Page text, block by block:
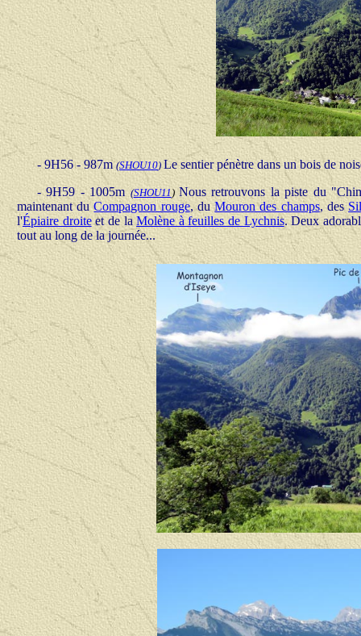
- 9H56 - 987m(SHOU10) Le sentier pénètre dans un bois de
- 9H59 - 1005m(SHOU11 )Nous retrouvons la piste du
maintenant duCompagnon rouge, duMouron des champs, des
l'Épiaire droiteet de laMolène à feuilles de Lychnis. Deux
tout au long de la journée...